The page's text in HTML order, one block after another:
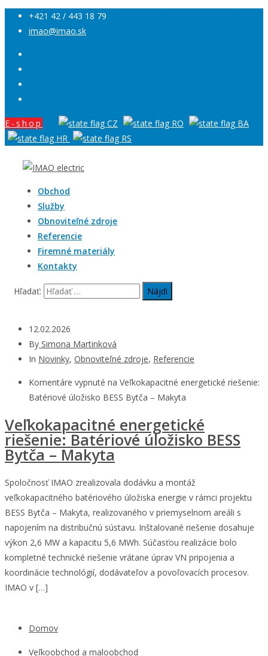
+421 42 / 443 18 79
imao@imao.sk
E-shop
Obchod
Služby
Obnoviteľné zdroje
Referencie
Firemné materiály
Kontakty
Hľadať:
12.02.2026
By Simona Martinková
In Novinky, Obnoviteľné zdroje, Referencie
Komentáre vypnuté na Veľkokapacitné energetické riešenie:
Batériové úložisko BESS Bytča – Makyta
Veľkokapacitné energetické
riešenie: Batériové úložisko BESS
Bytča – Makyta
Spoločnosť IMAO zrealizovala dodávku a montáž
veľkokapacitného batériového úložiska energie v rámci projektu
BESS Bytča – Makyta, realizovaného v priemyselnom areáli s
napojením na distribučnú sústavu. Inštalované riešenie dosahuje
výkon 2,6 MW a kapacitu 5,6 MWh. Súčasťou realizácie bolo
kompletné technické riešenie vrátane úprav VN pripojenia a
koordinácie technológií, dodávateľov a povoľovacích procesov.
IMAO v […]
Domov
Veľkoobchod a maloobchod